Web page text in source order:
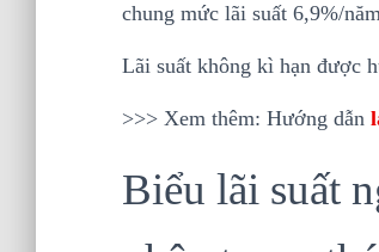
chung mức lãi suất 6,9%/
Lãi suất không kì hạn được
>>> Xem thêm: Hướng dẫn
Biểu lãi suất